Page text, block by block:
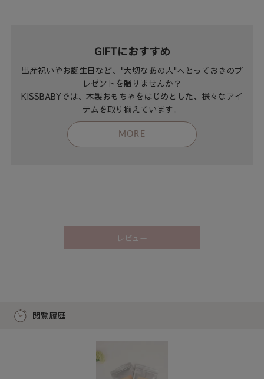
GIFTにおすすめ
出産祝いやお誕生日など、"大切なあの人"へとっておきのプ
レゼントを贈りませんか？
KISSBABYでは、木製おもちゃをはじめとした、様々なアイ
テムを取り揃えています。
MORE
レビュー
閲覧履歴